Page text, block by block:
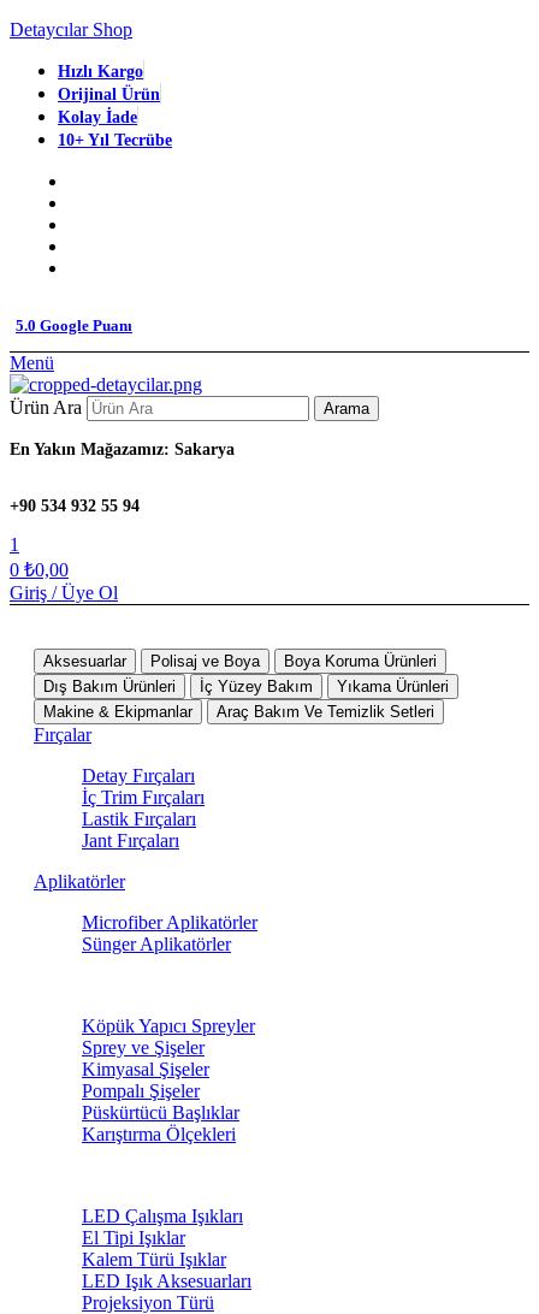
Detaycılar Shop
Hızlı Kargo
Orijinal Ürün
Kolay İade
10+ Yıl Tecrübe
5.0 Google Puanı
Menü
Ürün Ara Arama
En Yakın Mağazamız: Sakarya
+90 534 932 55 94
1
0 ₺0,00
Giriş / Üye Ol
Aksesuarlar Polisaj ve Boya
Boya Koruma Ürünleri
Dış Bakım Ürünleri
İç Yüzey Bakım
Yıkama Ürünleri
Makine & Ekipmanlar
Araç Bakım Ve Temizlik Setleri
Fırçalar
Detay Fırçaları
İç Trim Fırçaları
Lastik Fırçaları
Jant Fırçaları
Aplikatörler
Microfiber Aplikatörler
Sünger Aplikatörler
Köpük Yapıcı Spreyler
Sprey ve Şişeler
Kimyasal Şişeler
Pompalı Şişeler
Püskürtücü Başlıklar
Karıştırma Ölçekleri
LED Çalışma Işıkları
El Tipi Işıklar
Kalem Türü Işıklar
LED Işık Aksesuarları
Projeksiyon Türü